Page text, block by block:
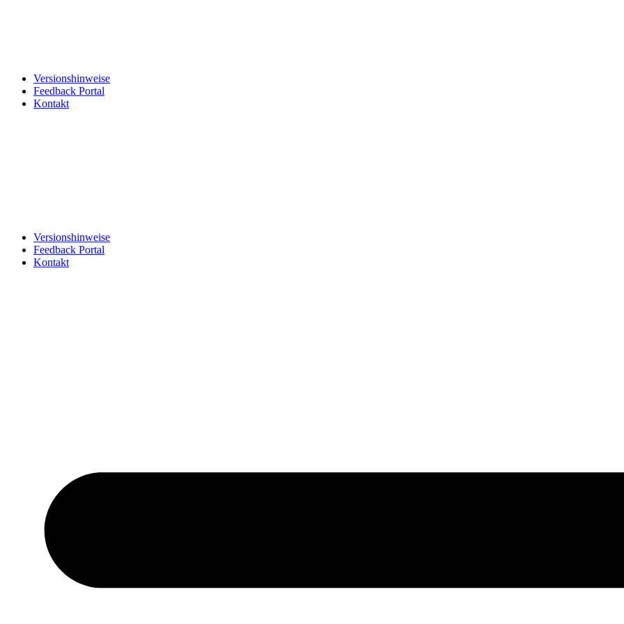
Versionshinweise
Feedback Portal
Kontakt
Versionshinweise
Feedback Portal
Kontakt